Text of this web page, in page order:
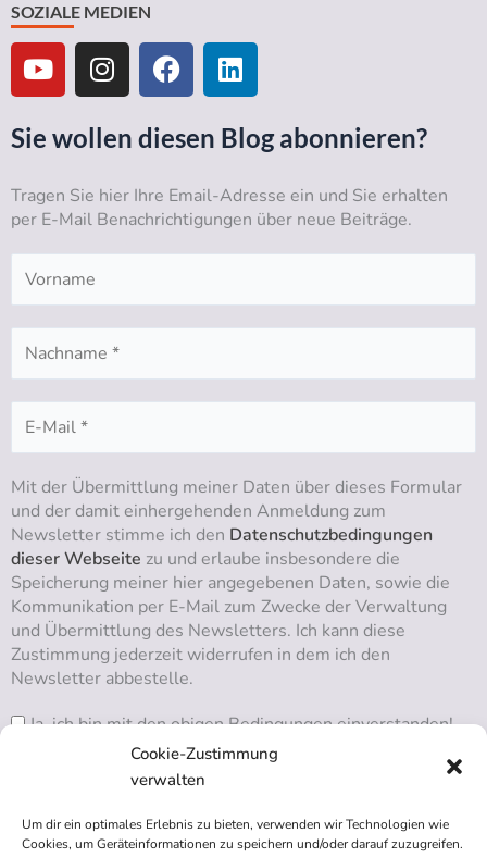
Cookie-Zustimmung
verwalten
Um dir ein optimales Erlebnis zu bieten, verwenden wir Technologien wie
Cookies, um Geräteinformationen zu speichern und/oder darauf zuzugreifen.
SOZIALE MEDIEN
Y
o
u
t
u
e
I
n
s
t
a
r
a
m
F
a
c
e
b
o
o
k
L
i
n
k
e
d
i
n
Sie wollen diesen Blog abonnieren?
Tragen Sie hier Ihre Email-Adresse ein und Sie erhalten
per E-Mail Benachrichtigungen über neue Beiträge.
Mit der Übermittlung meiner Daten über dieses Formular
und der damit einhergehenden Anmeldung zum
Newsletter stimme ich den Datenschutzbedingungen
dieser Webseite zu und erlaube insbesondere die
Speicherung meiner hier angegebenen Daten, sowie die
Kommunikation per E-Mail zum Zwecke der Verwaltung
und Übermittlung des Newsletters. Ich kann diese
Zustimmung jederzeit widerrufen in dem ich den
Newsletter abbestelle.
Ja, ich bin mit den obigen Bedingungen einverstanden!
RSS ABONNIEREN